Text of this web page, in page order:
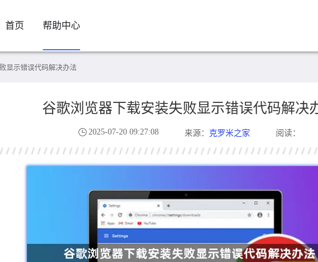
首页 帮助中心
显示错误代码解决办法
谷歌浏览器下载安装失败显示错误代码解决
2025-07-20 09:27:08 来源： 克罗米之家 阅读：